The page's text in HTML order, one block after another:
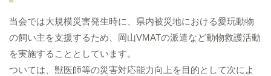
当会では大規模災害発生時に、県内被災地における愛玩動物
の飼い主を支援するため、岡山VMATの派遣など動物救護活動
を実施することとしています。
ついては、獣医師等の災害対応能力向上を目的として次によ